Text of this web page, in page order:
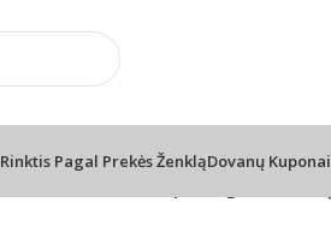
Rinktis Pagal Prekės ŽenkląDovanų Kuponai